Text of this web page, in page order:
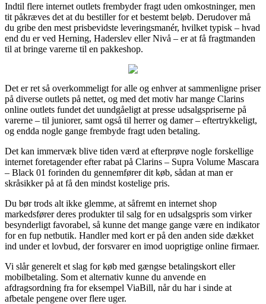
Indtil flere internet outlets frembyder fragt uden omkostninger, men
tit påkræves det at du bestiller for et bestemt beløb. Derudover må
du gribe den mest prisbevidste leveringsmanér, hvilket typisk – hvad
end du er ved Herning, Haderslev eller Nivå – er at få fragtmanden
til at bringe varerne til en pakkeshop.
Det er ret så overkommeligt for alle og enhver at sammenligne priser
på diverse outlets på nettet, og med det motiv har mange Clarins
online outlets fundet det uundgåeligt at presse udsalgspriserne på
varerne – til juniorer, samt også til herrer og damer – eftertrykkeligt,
og endda nogle gange frembyde fragt uden betaling.
Det kan immervæk blive tiden værd at efterprøve nogle forskellige
internet foretagender efter rabat på Clarins – Supra Volume Mascara
– Black 01 forinden du gennemfører dit køb, sådan at man er
skråsikker på at få den mindst kostelige pris.
Du bør trods alt ikke glemme, at såfremt en internet shop
markedsfører deres produkter til salg for en udsalgspris som virker
besynderligt favorabel, så kunne det mange gange være en indikator
for en fup netbutik. Handler med kort er på den anden side dækket
ind under et lovbud, der forsvarer en imod uoprigtige online firmaer.
Vi slår generelt et slag for køb med gængse betalingskort eller
mobilbetaling. Som et alternativ kunne du anvende en
afdragsordning fra for eksempel ViaBill, når du har i sinde at
afbetale pengene over flere uger.